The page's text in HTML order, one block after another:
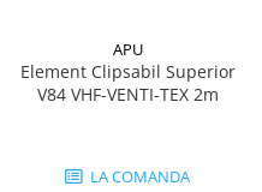
APU
Element Clipsabil Superior
V84 VHF-VENTI-TEX 2m
LA COMANDA